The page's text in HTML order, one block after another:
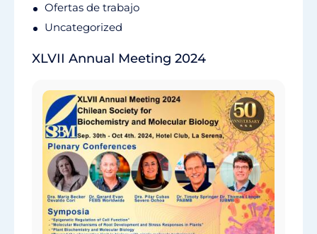
Ofertas de trabajo
Uncategorized
XLVII Annual Meeting 2024